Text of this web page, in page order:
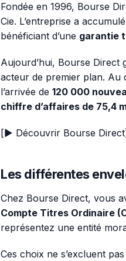
Fondée en 1996, Bourse
Cie. L’entreprise a
bénéficiant d’une garantie
Aujourd’hui, Bourse Direct
acteur de premier plan. Au
l’arrivée de 120 000
chiffre d’affaires de 75,4
[► Découvrir Bourse
Les différentes
Chez Bourse Direct, vous
Compte Titres Ordinaire
représentez une entité
Ces choix ne s’excluent pas